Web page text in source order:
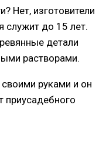
Нет, изготовители
служит до 15 лет.
детали
растворами.
своими руками и он
приусадебного